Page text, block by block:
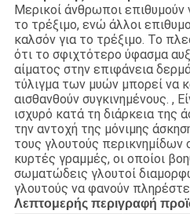
Μερικοί άνθρωποι
το τρέξιμο, ενώ άλλοι
καλσόν για το τρέξιμο. Το
ότι το σφιχτότερο ύφασμα
αίματος στην επιφάνεια
τύλιγμα των μυών μπορεί να
αισθανθούν συγκινημένους. ,
ισχυρό κατά τη διάρκεια της
την αντοχή της μόνιμης
τους γλουτούς περικνημίδων
κυρτές γραμμές, οι οποίοι
σωματώδεις γλουτοί
γλουτούς να φανούν
Λεπτομερής περιγραφή